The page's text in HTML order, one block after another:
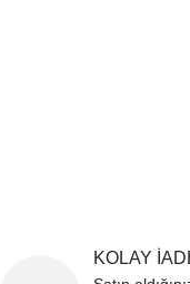
KOLAY